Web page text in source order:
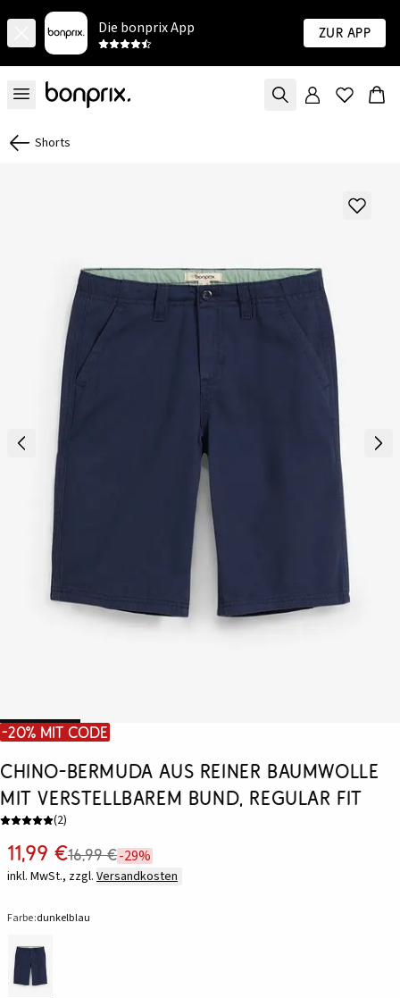
Die bonprix App Zur App
Shorts
-20% mit Code
Chino-Bermuda aus reiner Baumwolle
mit verstellbarem Bund, Regular Fit
(2)
11,99 €16,99 €-29%
inkl. MwSt., zzgl. Versandkosten
Farbe:dunkelblau